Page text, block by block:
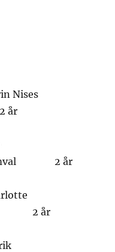
Nises
2 år
2 år